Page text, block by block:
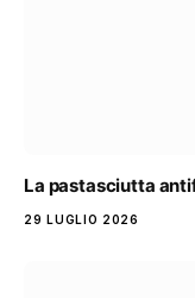
La pastasciutta
29 LUGLIO 2026